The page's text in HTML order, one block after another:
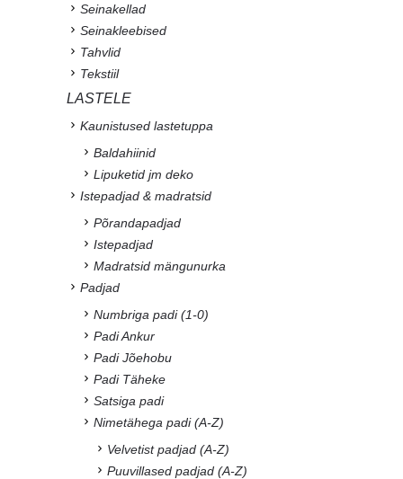
Seinakellad
Seinakleebised
Tahvlid
Tekstiil
LASTELE
Kaunistused lastetuppa
Baldahiinid
Lipuketid jm deko
Istepadjad & madratsid
Põrandapadjad
Istepadjad
Madratsid mängunurka
Padjad
Numbriga padi (1-0)
Padi Ankur
Padi Jõehobu
Padi Täheke
Satsiga padi
Nimetähega padi (A-Z)
Velvetist padjad (A-Z)
Puuvillased padjad (A-Z)